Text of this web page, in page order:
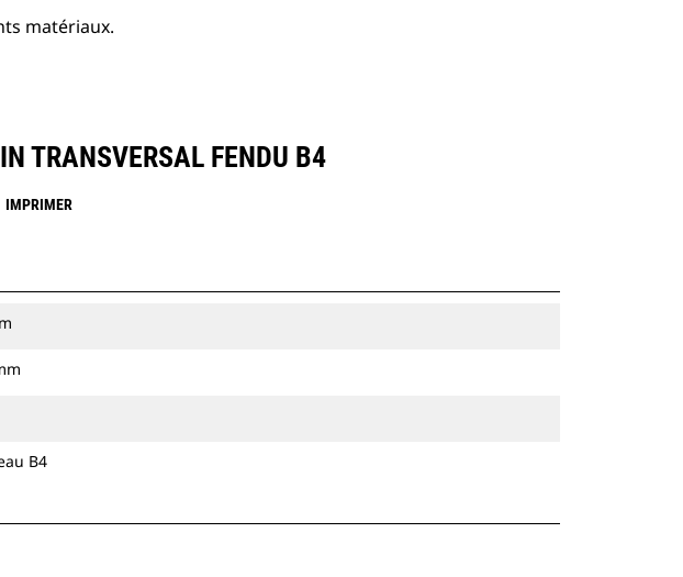
matériaux.
TRANSVERSAL FENDU B4
IMPRIMER
B4